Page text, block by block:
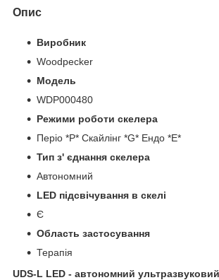
Опис
Виробник
Woodpecker
Модель
WDP000480
Режими роботи скелера
Періо *Р* Скайлінг *G* Ендо *Е*
Тип з' єднання скелера
Автономний
LED підсвічування в скелі
Є
Область застосування
Терапія
UDS-L LED - автономний